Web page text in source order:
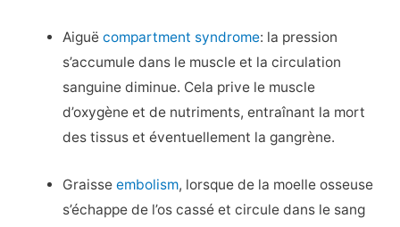
Aiguëcompartment syndrome: la pression
s’accumule dans le muscle et la circulation
sanguine diminue. Cela prive le muscle
d’oxygène et de nutriments, entraînant la mort
des tissus et éventuellement la gangrène.
Graisseembolism, lorsque de la moelle osseuse
s’échappe de l’os cassé et circule dans le sang